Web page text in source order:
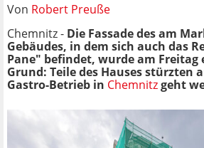
Von Robert Preuße
Chemnitz - Die Fassade des am
Gebäudes, in dem sich auch das
Pane" befindet, wurde am Freitag
Grund: Teile des Hauses stürzten
Gastro-Betrieb in Chemnitzgeht